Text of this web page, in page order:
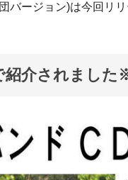
バージョン)は今回リ
紹介されました